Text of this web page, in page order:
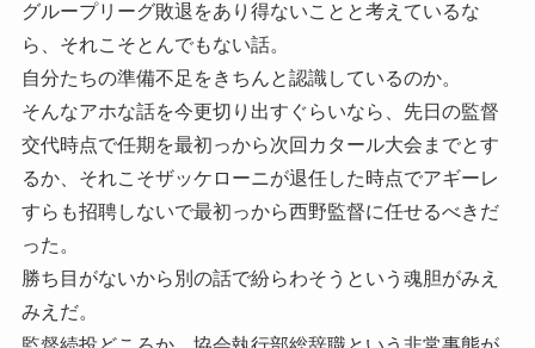
グループリーグ敗退をあり得ないことと考えているな
ら、それこそとんでもない話。
自分たちの準備不足をきちんと認識しているのか。
そんなアホな話を今更切り出すぐらいなら、先日の監督
交代時点で任期を最初っから次回カタール大会までとす
るか、それこそザッケローニが退任した時点でアギーレ
すらも招聘しないで最初っから西野監督に任せるべきだ
った。
勝ち目がないから別の話で紛らわそうという魂胆がみえ
みえだ。